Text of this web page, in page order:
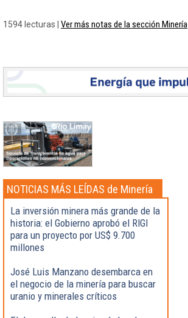
1594 lecturas | Ver más notas de la sección Minería
NOTICIAS MÁS LEÍDAS de Minería
La inversión minera más grande de la
historia: el Gobierno aprobó el RIGI
para un proyecto por US$ 9.700
millones
José Luis Manzano desembarca en
el negocio de la minería para buscar
uranio y minerales críticos